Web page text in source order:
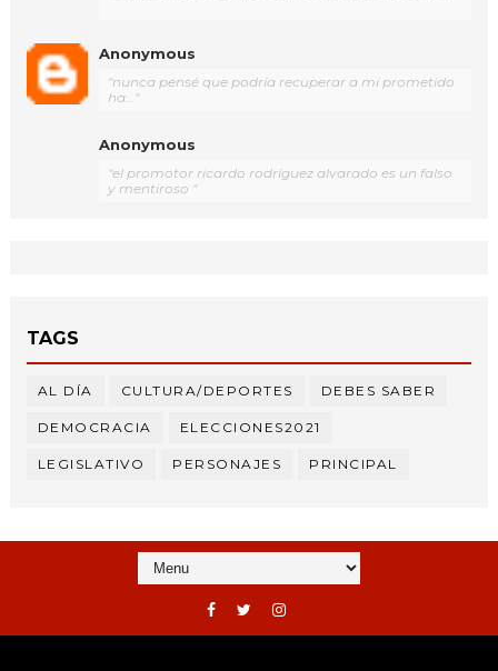
Anonymous
"nunca pensé que podría recuperar a mi prometido
ha..."
Anonymous
"el promotor ricardo rodríguez alvarado es un falso
y mentiroso "
TAGS
AL DÍA CULTURA/DEPORTES DEBES SABER
DEMOCRACIA ELECCIONES2021
LEGISLATIVO PERSONAJES PRINCIPAL